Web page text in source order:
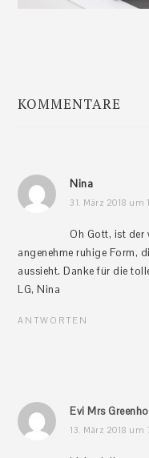
KOMMENTARE
Nina
31. März 2018 um
Oh Gott, ist der
angenehme ruhige Form,
aussieht. Danke für die
LG, Nina
ANTWORTEN
Evi Mrs
13. März 2018 um